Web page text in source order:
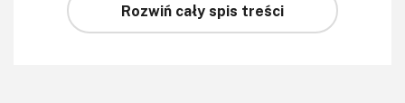
Rozwiń cały spis treści